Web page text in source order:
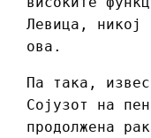
Левица, никој
ова.
Па така,
Сојузот на
продолжена